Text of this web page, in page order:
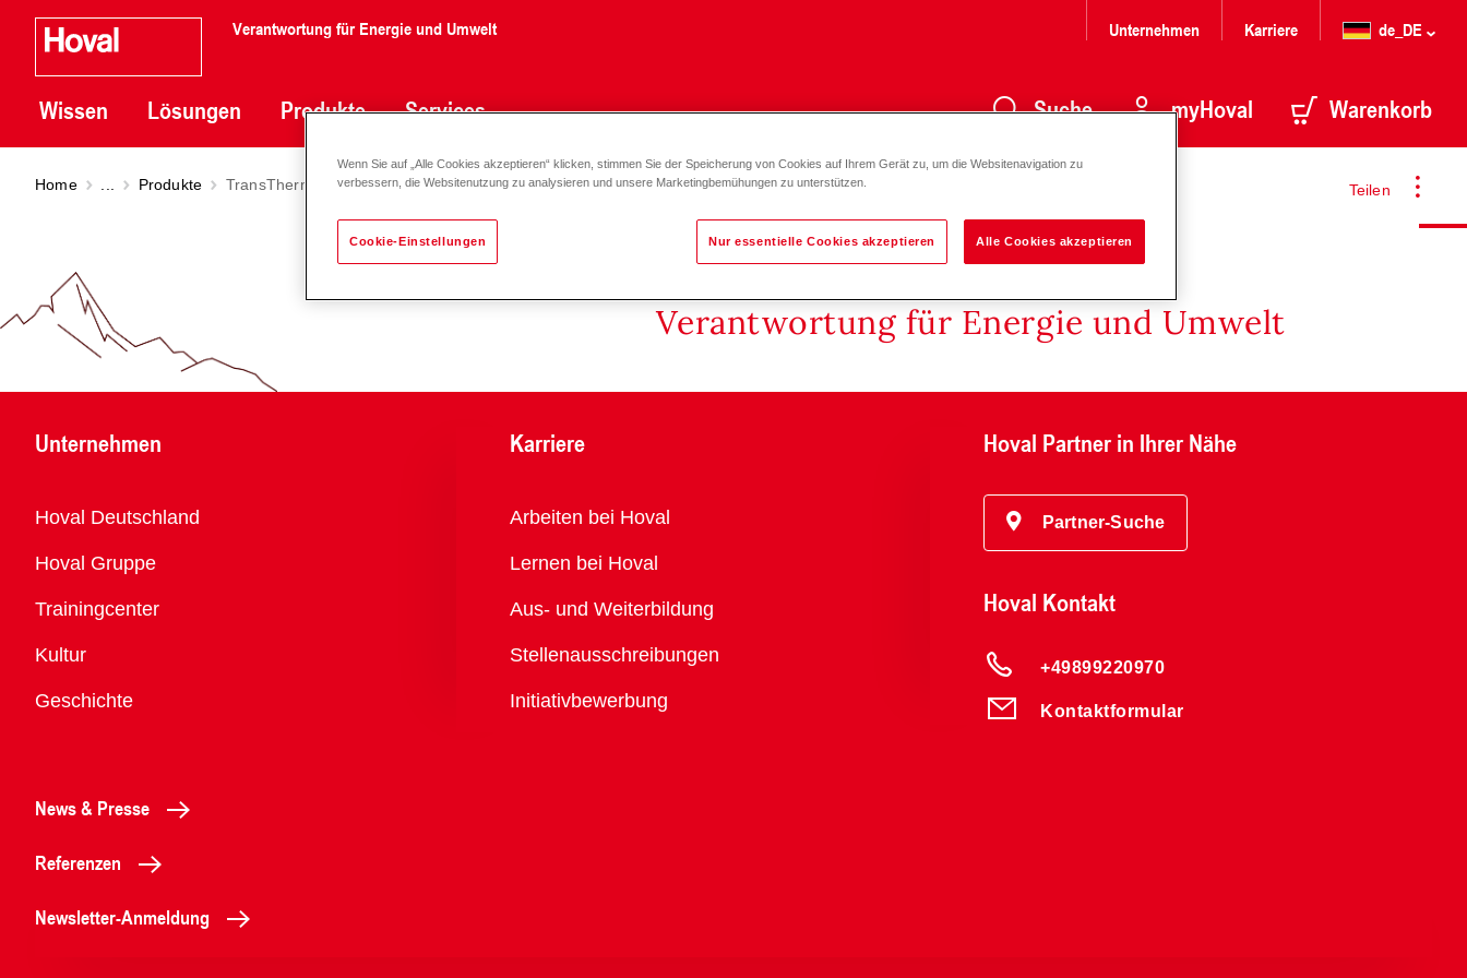
Verantwortung für Energie und Umwelt
Wissen Lösungen Produkte Services
Unternehmen Karriere de_DE
Suche myHoval Warenkorb
Teilen
Home Produkte TransTherm giro plus (H1/10 - H1/40)
Verantwortung für Energie und Umwelt
Unternehmen
Übersicht
Hoval Deutschland
Hoval Gruppe
Trainingcenter
Kultur
Geschichte
Karriere
Übersicht
Arbeiten bei Hoval
Lernen bei Hoval
Aus- und Weiterbildung
Stellenausschreibungen
Initiativbewerbung
Hoval Partner in Ihrer Nähe
Partner-Suche
Hoval Kontakt
+49899220970
Kontaktformular
News & Presse
Referenzen
Newsletter-Anmeldung
Wenn Sie auf „Alle Cookies akzeptieren“ klicken, stimmen Sie der Speicherung von Cookies auf Ihrem Gerät zu, um die Websitenavigation zu
verbessern, die Websitenutzung zu analysieren und unsere Marketingbemühungen zu unterstützen.
Cookie-Einstellungen Nur essentielle Cookies akzeptieren Alle Cookies akzeptieren